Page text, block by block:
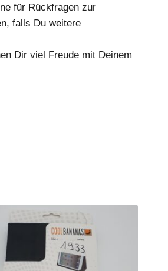
für Rückfragen zur
falls Du weitere
Dir viel Freude mit Deinem